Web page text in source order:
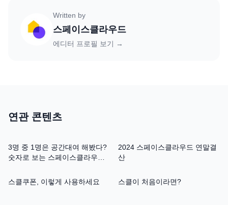
Written by
스페이스클라우드
에디터 프로필 보기 →
연관 콘텐츠
3명 중 1명은 공간대여 해봤다?
숫자로 보는 스페이스클라우드
2024 스페이스클라우드 연말결
산
스클쿠폰, 이렇게 사용하세요 스클이 처음이라면?